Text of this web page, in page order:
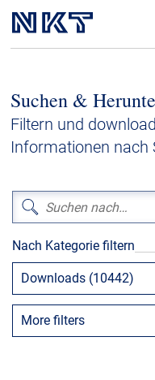
Hochspannung
Kabelservice
Niederspannung
Kabelgarnituren
Referenzen
Downloads
Presse & Events
Suchen &
Filtern und
Informationen nach
Nach Kategorie filtern
Downloads (10442)
More filters